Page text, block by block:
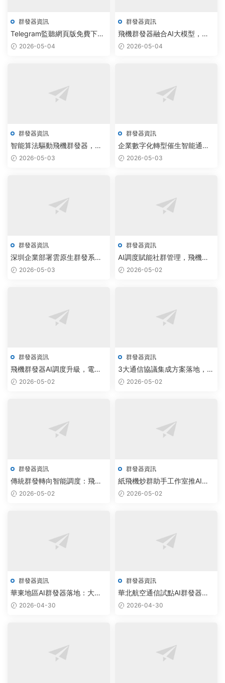
群發器資訊
Telegram監聽網頁版免費下載
提速，大模型賦能飛機群發器
2026-05-04
群發器資訊
飛機群發器融合AI大模型，驅
動Telegram系統定制實現智能
2026-05-04
群發器資訊
智能算法驅動飛機群發器，批
量拉人軟件實現自動化獲客新
2026-05-03
群發器資訊
企業數字化轉型催生智能通信
新工具，TG私信助手工作室集
2026-05-03
群發器資訊
深圳企業部署雲原生群發系
統，智能調度日處理百萬級
2026-05-03
群發器資訊
AI調度賦能社群管理，飛機群
發器與紙飛機拉人工具實現無
2026-05-02
群發器資訊
飛機群發器AI調度升級，電報
機器人獲客效率提升200%
2026-05-02
群發器資訊
3大通信協議集成方案落地，飛
機群發器助力TG批量采集效率
2026-05-02
群發器資訊
傳統群發轉向智能調度：飛機
群發器聯合TG源碼工作室實現
2026-05-02
群發器資訊
紙飛機炒群助手工作室推AI智
能群發方案，驅動行業自動化
2026-05-02
群發器資訊
華東地區AI群發器落地：大模
型驅動批量私信與加群腳本效
2026-04-30
群發器資訊
華北航空通信試點AI群發器，
雲原生架構實現智能調度效率
2026-04-30